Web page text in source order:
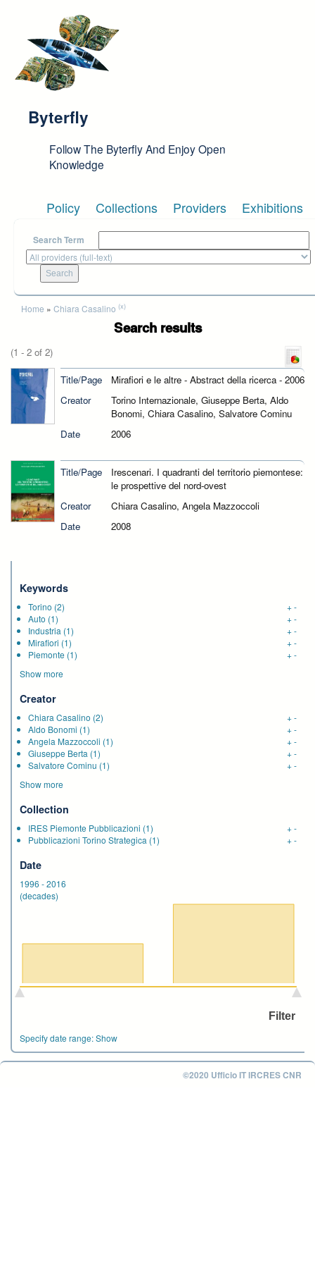
Byterfly
Follow The Byterfly And Enjoy Open
Knowledge
Policy Collections Providers Exhibitions
Search Term
You are here
Home » Chiara Casalino (x)
Search results
(1 - 2 of 2)
Title/Page
Mirafiori e le altre - Abstract della ricerca - 2006
Creator
Torino Internazionale, Giuseppe Berta, Aldo
Bonomi, Chiara Casalino, Salvatore Cominu
Date
2006
Title/Page
Irescenari. I quadranti del territorio piemontese:
le prospettive del nord-ovest
Creator
Chiara Casalino, Angela Mazzoccoli
Date
2008
Keywords
Torino (2) +-
Auto (1) +-
Industria (1) +-
Mirafiori (1) +-
Piemonte (1) +-
Show more
Creator
Chiara Casalino (2) +-
Aldo Bonomi (1) +-
Angela Mazzoccoli (1) +-
Giuseppe Berta (1) +-
Salvatore Cominu (1) +-
Show more
Collection
IRES Piemonte Pubblicazioni (1) +-
Pubblicazioni Torino Strategica (1) +-
Date
1996 -2016
(decades)
Specify date range:Show
©2020 Ufficio IT IRCRES CNR